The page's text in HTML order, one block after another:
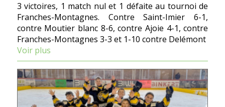
3 victoires, 1 match nul et 1 défaite au tournoi de
Franches-Montagnes. Contre Saint-Imier 6-1,
contre Moutier blanc 8-6, contre Ajoie 4-1, contre
Franches-Montagnes 3-3 et 1-10 contre Delémont
Voir plus